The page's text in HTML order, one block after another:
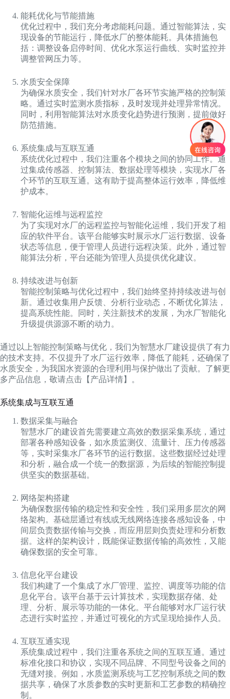
能耗优化与节能措施
优化过程中，我们充分考虑能耗问题。通过智能算法，实
现设备的节能运行，降低水厂的整体能耗。具体措施包
括：调整设备启停时间、优化水泵运行曲线、实时监控并
调整管网压力等。
水质安全保障
为确保水质安全，我们针对水厂各环节实施严格的控制策
略。通过实时监测水质指标，及时发现并处理异常情况。
同时，利用智能算法对水质变化趋势进行预测，提前做好
防范措施。
系统集成与互联互通
系统优化过程中，我们注重各个模块之间的协同工作。通
过集成传感器、控制算法、数据处理等模块，实现水厂各
个环节的互联互通。这有助于提高整体运行效率，降低维
护成本。
智能化运维与远程监控
为了实现对水厂的远程监控与智能化运维，我们开发了相
应的软件平台。该平台能够实时展示水厂运行数据、设备
状态等信息，便于管理人员进行远程决策。此外，通过智
能算法分析，平台还能为管理人员提供优化建议。
持续改进与创新
智能控制策略与优化过程中，我们始终坚持持续改进与创
新。通过收集用户反馈、分析行业动态，不断优化算法，
提高系统性能。同时，关注新技术的发展，为水厂智能化
升级提供源源不断的动力。
通过以上智能控制策略与优化，我们为智慧水厂建设提供了有力
的技术支持。不仅提升了水厂运行效率，降低了能耗，还确保了
水质安全，为我国水资源的合理利用与保护做出了贡献。了解更
多产品信息，敬请点击【产品详情】。
系统集成与互联互通
数据采集与融合
智慧水厂的建设首先需要建立高效的数据采集系统，通过
部署各种感知设备，如水质监测仪、流量计、压力传感器
等，实时采集水厂各环节的运行数据。这些数据经过处理
和分析，融合成一个统一的数据源，为后续的智能控制提
供坚实的数据基础。
网络架构搭建
为确保数据传输的稳定性和安全性，我们采用多层次的网
络架构。基础层通过有线或无线网络连接各感知设备，中
间层负责数据传输与交换，而应用层则负责处理和分析数
据。这样的架构设计，既能保证数据传输的高效性，又能
确保数据的安全可靠。
信息化平台建设
我们构建了一个集成了水厂管理、监控、调度等功能的信
息化平台。该平台基于云计算技术，实现数据存储、处
理、分析、展示等功能的一体化。平台能够对水厂运行状
态进行实时监控，并通过可视化的方式呈现给操作人员。
互联互通实现
系统集成过程中，我们注重各系统之间的互联互通。通过
标准化接口和协议，实现不同品牌、不同型号设备之间的
无缝对接。例如，水质监测系统与工艺控制系统之间的数
据共享，确保了水质参数的实时更新和工艺参数的精确控
制。